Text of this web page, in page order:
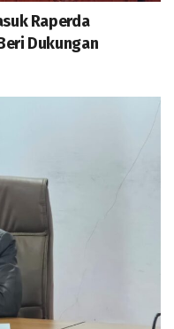
Raperda
Dukungan